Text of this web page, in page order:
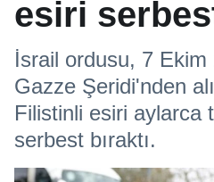
esiri
İsrail ordusu, 7
Gazze Şeridi'nden
Filistinli esiri aylarca
serbest bıraktı.